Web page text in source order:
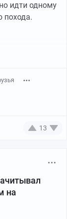
идти одному
похода.
13
на